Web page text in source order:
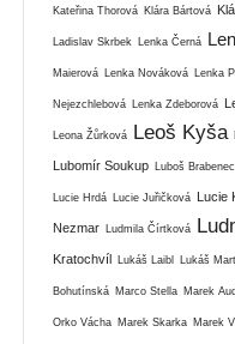
Kateřina Thorová Klára Bártová
Ladislav Skrbek Lenka Černá
Maierová Lenka Nováková Lenka
Nejezchlebová Lenka Zdeborová
Leona Žůrková Leoš Kyša
Lubomír Soukup Luboš Brabenec
Lucie Hrdá Lucie Juřičková Lucie
Nezmar Ludmila Čírtková
Kratochvíl Lukáš Laibl Lukáš
Bohutínská Marco Stella Marek
Orko Vácha Marek Skarka Marek